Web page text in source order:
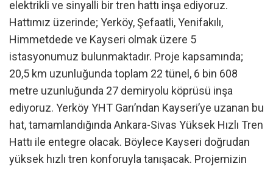
elektrikli ve sinyalli bir tren hattı inşa ediyoruz.
Hattımız üzerinde; Yerköy, Şefaatli, Yenifakılı,
Himmetdede ve Kayseri olmak üzere 5
istasyonumuz bulunmaktadır. Proje kapsamında;
20,5 km uzunluğunda toplam 22 tünel, 6 bin 608
metre uzunluğunda 27 demiryolu köprüsü inşa
ediyoruz. Yerköy YHT Garı’ndan Kayseri’ye uzanan bu
hat, tamamlandığında Ankara-Sivas Yüksek Hızlı Tren
Hattı ile entegre olacak. Böylece Kayseri doğrudan
yüksek hızlı tren konforuyla tanışacak. Projemizin